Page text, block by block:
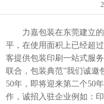
力嘉包装在东莞建立
平，在使用面积上已经超
客提供包装印刷一站式服
联合，包装典范”我们诚邀
50年，即将迎来第二个50
作，诚招入驻企业例如：